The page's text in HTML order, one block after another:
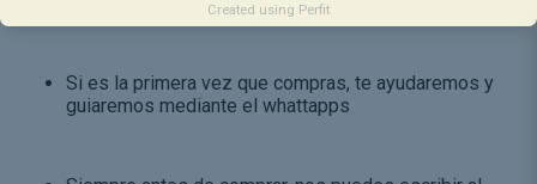
Created using Perfit
Si es la primera vez que compras, te ayudaremos y
guiaremos mediante el whattapps